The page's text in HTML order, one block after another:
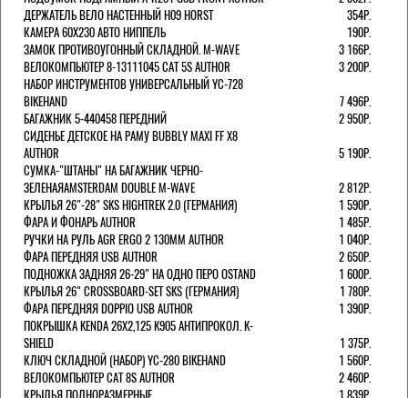
ДЕРЖАТЕЛЬ ВЕЛО НАСТЕННЫЙ H09 HORST
354Р.
КАМЕРА 60X230 АВТО НИППЕЛЬ
190Р.
ЗАМОК ПРОТИВОУГОННЫЙ СКЛАДНОЙ. M-WAVE
3 166Р.
ВЕЛОКОМПЬЮТЕР 8-13111045 CAT 5S AUTHOR
3 200Р.
НАБОР ИНСТРУМЕНТОВ УНИВЕРСАЛЬНЫЙ YC-728
BIKEHAND
7 496Р.
БАГАЖНИК 5-440458 ПЕРЕДНИЙ
2 950Р.
СИДЕНЬЕ ДЕТСКОЕ НА РАМУ BUBBLY MAXI FF X8
AUTHOR
5 190Р.
СУМКА-"ШТАНЫ" НА БАГАЖНИК ЧЕРНО-
ЗЕЛЕНАЯAMSTERDAM DOUBLE M-WAVE
2 812Р.
КРЫЛЬЯ 26"-28" SKS HIGHTREK 2.0 (ГЕРМАНИЯ)
1 590Р.
ФАРА И ФОНАРЬ AUTHOR
1 485Р.
РУЧКИ НА РУЛЬ AGR ERGO 2 130ММ AUTHOR
1 040Р.
ФАРА ПЕРЕДНЯЯ USB AUTHOR
2 650Р.
ПОДНОЖКА ЗАДНЯЯ 26-29" НА ОДНО ПЕРО OSTAND
1 600Р.
КРЫЛЬЯ 26" CROSSBOARD-SET SKS (ГЕРМАНИЯ)
1 780Р.
ФАРА ПЕРЕДНЯЯ DOPPIO USB AUTHOR
1 390Р.
ПОКРЫШКА KENDA 26Х2,125 K905 АНТИПРОКОЛ. K-
SHIELD
1 375Р.
КЛЮЧ СКЛАДНОЙ (НАБОР) YC-280 BIKEHAND
1 560Р.
ВЕЛОКОМПЬЮТЕР CAT 8S AUTHOR
2 460Р.
КРЫЛЬЯ ПОЛНОРАЗМЕРНЫЕ
1 839Р.